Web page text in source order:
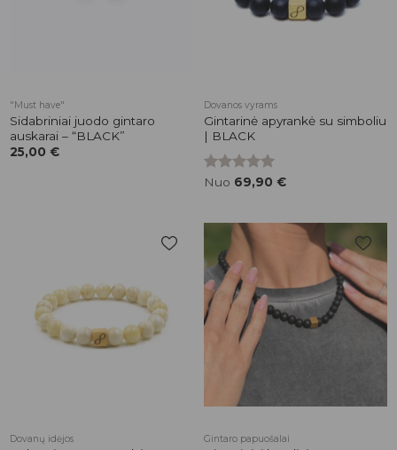
"Must have"
Sidabriniai juodo gintaro
auskarai – “BLACK”
25,00 €
Dovanos vyrams
Gintarinė apyrankė su simboliu
| BLACK
Įvertinimas:
Nuo 69,90 €
patikusios
prekės
Dovanų idėjos
Pridėti į
patikusios
prekės
Gintaro papuošalai